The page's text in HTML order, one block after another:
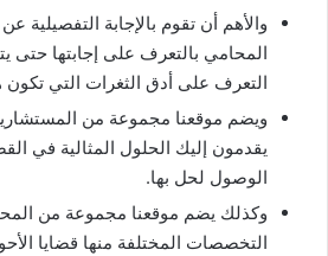
والأهم أن تقوم بالإجابة التفصيلية
المحامي بالتعرف على إجابتها حتى
التعرف على أدق الثغرات التي
ويضم موقعنا مجموعة من المستشارين
يقدمون إليك الحلول المثالية في
الوصول لحل بها.
وكذلك يضم موقعنا مجموعة من
التخصصات المختلفة منها قضايا